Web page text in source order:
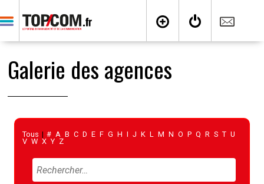
Galerie des agences
Tous | # A B C D E F G H I J K L M N O P Q R S T U
V W X Y Z